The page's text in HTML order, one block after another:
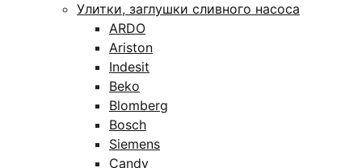
Улитки, заглушки сливного насоса
ARDO
Ariston
Indesit
Beko
Blomberg
Bosch
Siemens
Candy